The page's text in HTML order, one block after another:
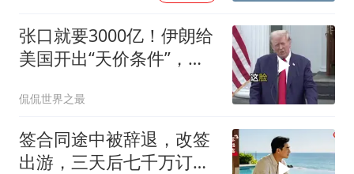
张口就要3000亿！伊朗给
美国开出“天价条件”，特
侃侃世界之最
签合同途中被辞退，改签
出游，三天后七千万订单